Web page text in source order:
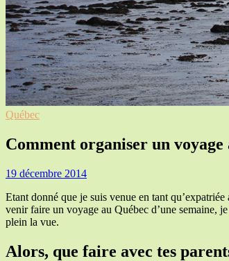
Québec
Comment organiser un voyage
19 décembre 2014
Etant donné que je suis venue en tant
venir faire un voyage au Québec d’une semaine,
plein la vue.
Alors, que faire avec tes